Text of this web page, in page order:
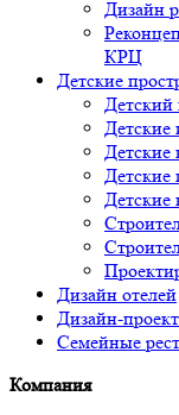
Дизайн
КРЦ
Детские
Детский
Детские
Детские
Детские
Детские
Дизайн отелей
Дизайн-
Семейные
Компания